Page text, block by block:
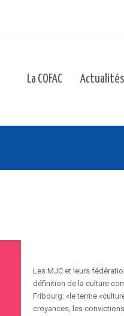
La COFAC Actualités
Les MJC et leurs
définition de la culture
Fribourg: «le terme
croyances, les